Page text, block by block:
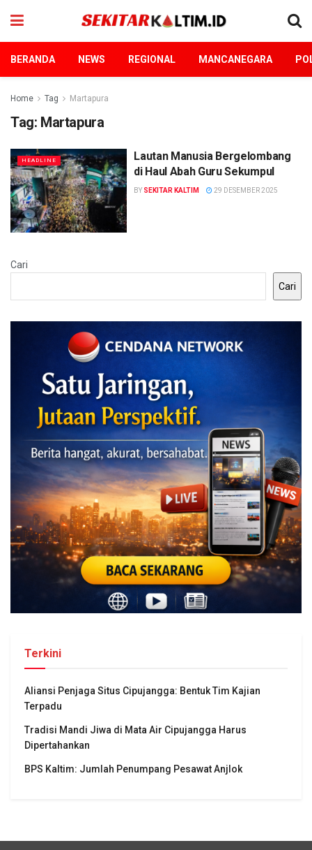
BERANDA NEWS REGIONAL MANCANEGARA
Home Tag Martapura
Tag: Martapura
HEADLINE
Lautan Manusia Bergelombang
di Haul Abah Guru Sekumpul
BY SEKITAR KALTIM 29 DESEMBER 2025
Cari
Cari
Terkini
Aliansi Penjaga Situs Cipujangga: Bentuk Tim Kajian
Terpadu
Tradisi Mandi Jiwa di Mata Air Cipujangga Harus
Dipertahankan
BPS Kaltim: Jumlah Penumpang Pesawat Anjlok